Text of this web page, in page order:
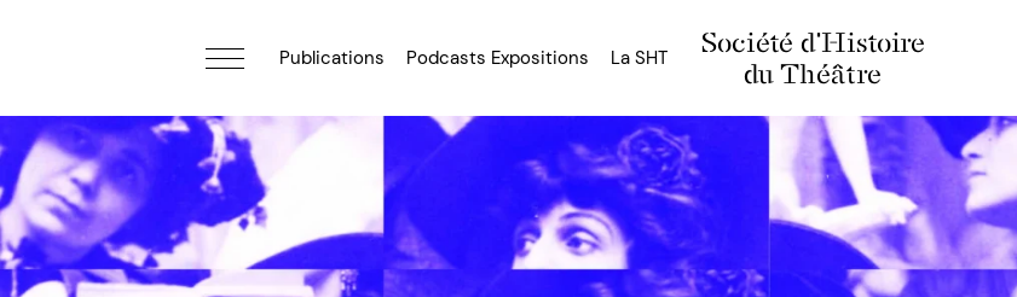
Société d'Histoire
du Théâtre
Publications Podcasts Expositions La SHT